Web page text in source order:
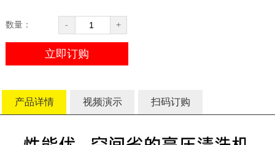
数量： - +
立即订购
产品详情 视频演示 扫码订购